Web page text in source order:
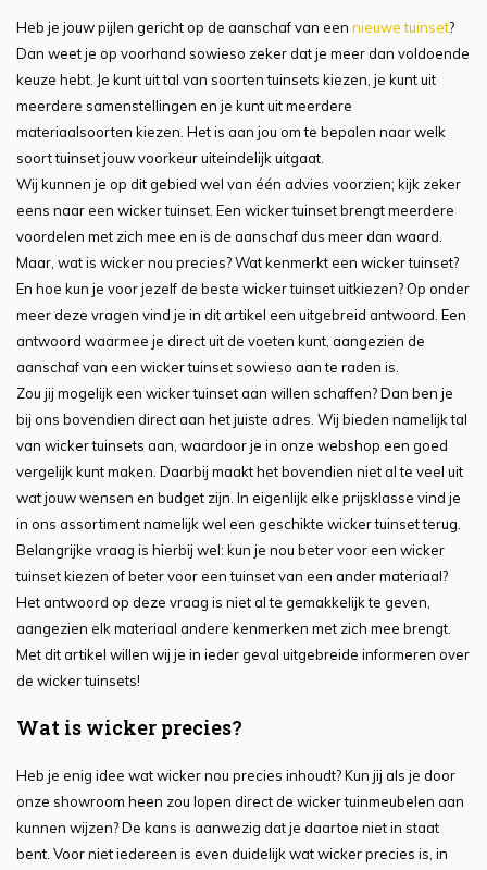
Heb je jouw pijlen gericht op de aanschaf van een nieuwe tuinset?
Dan weet je op voorhand sowieso zeker dat je meer dan voldoende
keuze hebt. Je kunt uit tal van soorten tuinsets kiezen, je kunt uit
meerdere samenstellingen en je kunt uit meerdere
materiaalsoorten kiezen. Het is aan jou om te bepalen naar welk
soort tuinset jouw voorkeur uiteindelijk uitgaat.
Wij kunnen je op dit gebied wel van één advies voorzien; kijk zeker
eens naar een wicker tuinset. Een wicker tuinset brengt meerdere
voordelen met zich mee en is de aanschaf dus meer dan waard.
Maar, wat is wicker nou precies? Wat kenmerkt een wicker tuinset?
En hoe kun je voor jezelf de beste wicker tuinset uitkiezen? Op onder
meer deze vragen vind je in dit artikel een uitgebreid antwoord. Een
antwoord waarmee je direct uit de voeten kunt, aangezien de
aanschaf van een wicker tuinset sowieso aan te raden is.
Zou jij mogelijk een wicker tuinset aan willen schaffen? Dan ben je
bij ons bovendien direct aan het juiste adres. Wij bieden namelijk tal
van wicker tuinsets aan, waardoor je in onze webshop een goed
vergelijk kunt maken. Daarbij maakt het bovendien niet al te veel uit
wat jouw wensen en budget zijn. In eigenlijk elke prijsklasse vind je
in ons assortiment namelijk wel een geschikte wicker tuinset terug.
Belangrijke vraag is hierbij wel: kun je nou beter voor een wicker
tuinset kiezen of beter voor een tuinset van een ander materiaal?
Het antwoord op deze vraag is niet al te gemakkelijk te geven,
aangezien elk materiaal andere kenmerken met zich mee brengt.
Met dit artikel willen wij je in ieder geval uitgebreide informeren over
de wicker tuinsets!
Wat is wicker precies?
Heb je enig idee wat wicker nou precies inhoudt? Kun jij als je door
onze showroom heen zou lopen direct de wicker tuinmeubelen aan
kunnen wijzen? De kans is aanwezig dat je daartoe niet in staat
bent. Voor niet iedereen is even duidelijk wat wicker precies is, in